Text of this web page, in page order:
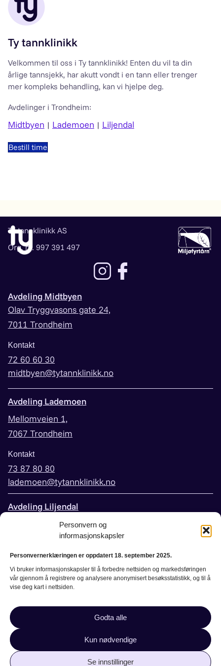
Personvern og
informasjonskapsler
Personvernerklæringen er oppdatert 18. september 2025.
Vi bruker informasjonskapsler til å forbedre nettsiden og markedsføringen
vår gjennom å registrere og analysere anonymisert besøksstatistikk, og til å
vise deg kart i nettsiden.
Godta alle
Kun nødvendige
Se innstillinger
Ty tannklinikk
Velkommen til oss i Ty tannklinikk! Enten du vil ta din
årlige tannsjekk, har akutt vondt i en tann eller trenger
mer kompleks behandling, kan vi hjelpe deg.
Avdelinger i Trondheim:
Midtbyen | Lademoen | Liljendal
Bestill time
Ty tannklinikk AS
Org. nr. 997 391 497
Lenke til instagram
Lenke til facebook
Avdeling Midtbyen
Olav Tryggvasons gate 24,
7011 Trondheim
Kontakt
72 60 60 30
midtbyen@tytannklinikk.no
Avdeling Lademoen
Mellomveien 1,
7067 Trondheim
Kontakt
73 87 80 80
lademoen@tytannklinikk.no
Avdeling Liljendal
Peder Falcks vei 3,
7044 Trondheim
73 60 20 30
liljendal@tytannklinikk.no
Kontakt Personvern og informasjonskapsler
Innstillinger for informasjonskapsler